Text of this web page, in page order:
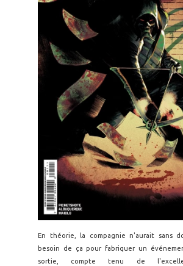
En théorie, la compagnie n'aurait sans
besoin de ça pour fabriquer un
sortie, compte tenu de